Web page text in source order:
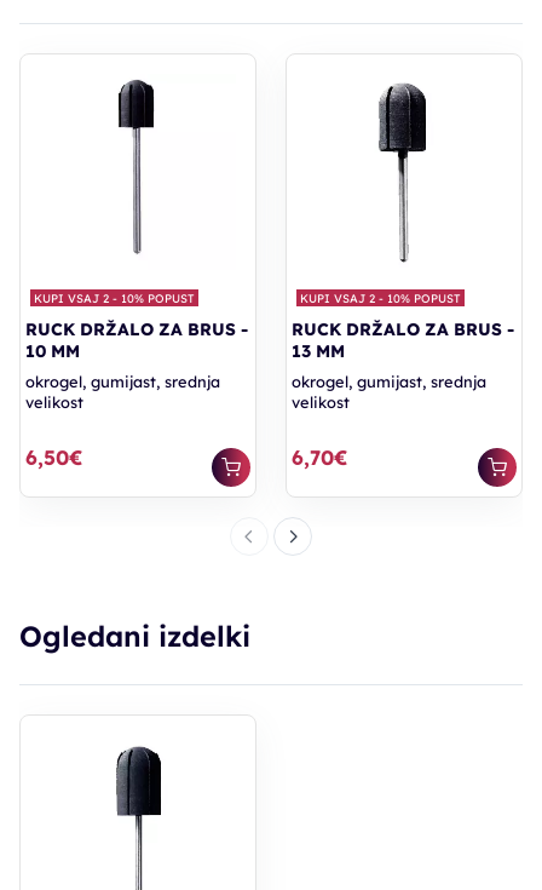
KUPI VSAJ 2 - 10% POPUST
RUCK DRŽALO ZA BRUS -
10 MM
okrogel, gumijast, srednja
velikost
6,50€
KUPI VSAJ 2 - 10% POPUST
RUCK DRŽALO ZA BRUS -
13 MM
okrogel, gumijast, srednja
velikost
6,70€
Ogledani izdelki